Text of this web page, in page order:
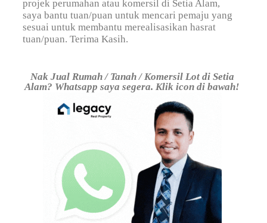
projek perumahan atau komersil di Setia Alam,
saya bantu tuan/puan untuk mencari pemaju yang
sesuai untuk membantu merealisasikan hasrat
tuan/puan. Terima Kasih.
Nak Jual Rumah / Tanah / Komersil Lot di Setia
Alam? Whatsapp saya segera. Klik icon di bawah!